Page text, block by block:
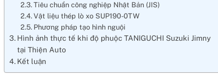
Tiêu chuẩn công nghiệp Nhật Bản (JIS)
Vật liệu thép lò xo SUP190-0TW
Phương pháp tạo hình nguội
Hình ảnh thực tế khi độ phuộc TANIGUCHI Suzuki Jimny
tại Thiện Auto
Kết luận